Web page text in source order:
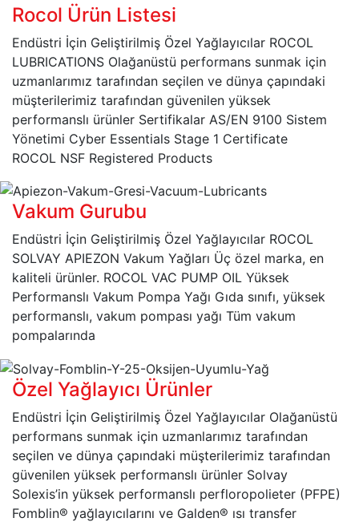
Rocol Ürün Listesi
Endüstri İçin Geliştirilmiş Özel Yağlayıcılar ROCOL
LUBRICATIONS Olağanüstü performans sunmak için
uzmanlarımız tarafından seçilen ve dünya çapındaki
müşterilerimiz tarafından güvenilen yüksek
performanslı ürünler Sertifikalar AS/EN 9100 Sistem
Yönetimi Cyber Essentials Stage 1 Certificate
ROCOL NSF Registered Products
Vakum Gurubu
Endüstri İçin Geliştirilmiş Özel Yağlayıcılar ROCOL
SOLVAY APIEZON Vakum Yağları Üç özel marka, en
kaliteli ürünler. ROCOL VAC PUMP OIL Yüksek
Performanslı Vakum Pompa Yağı Gıda sınıfı, yüksek
performanslı, vakum pompası yağı Tüm vakum
pompalarında
Özel Yağlayıcı Ürünler
Endüstri İçin Geliştirilmiş Özel Yağlayıcılar Olağanüstü
performans sunmak için uzmanlarımız tarafından
seçilen ve dünya çapındaki müşterilerimiz tarafından
güvenilen yüksek performanslı ürünler Solvay
Solexis’in yüksek performanslı perfloropolieter (PFPE)
Fomblin® yağlayıcılarını ve Galden® ısı transfer